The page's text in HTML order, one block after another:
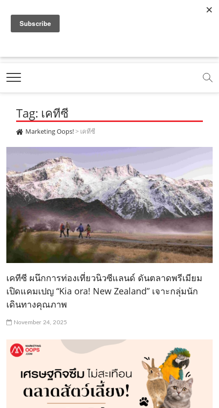
a
e
b
o
o
k
.
o
m
o
t
b
e
.
c
o
m
.
o
e
m
e
t
g
a
m
.
c
o
m
t
k
c
o
m
Marketing Oops!
DIGITAL | CREATIVE | ADVERTISING | CAMPAIGN |
Tag: เคทีซี
Marketing Oops!> เคทีซี
เคทีซี ผนึกการท่องเที่ยวนิวซีแลนด์ ดันตลาดพรีเมียม
เปิดแคมเปญ “Kia ora! New Zealand” เจาะกลุ่มนัก
เดินทางคุณภาพ
November 24, 2025